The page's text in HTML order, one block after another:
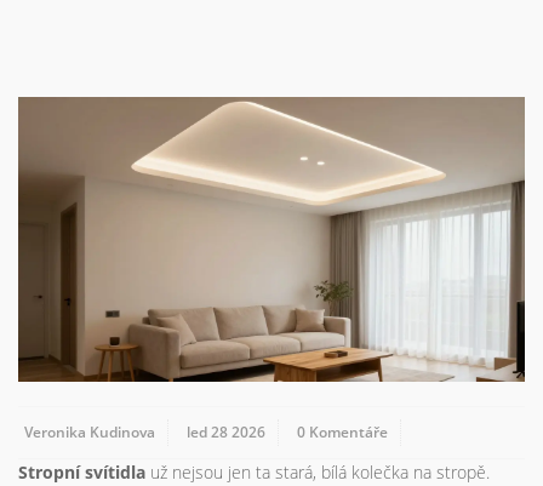
Veronika Kudinova led 28 2026 0 Komentáře
Stropní svítidla už nejsou jen ta stará, bílá kolečka na stropě.